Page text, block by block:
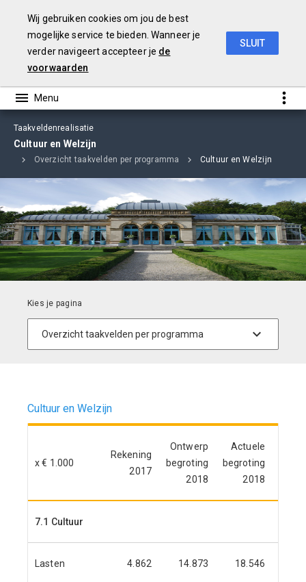
Taakveldenrealisatie
Cultuur en Welzijn
Overzicht taakvelden per programma Cultuur en Welzijn
Cultuur en Welzijn
x € 1.000
Rekening
2017
Ontwerp
begroting
2018
Actuele
begroting
2018
7.1 Cultuur
Lasten 4.862 14.873 18.546
Wij gebruiken cookies om jou de best
mogelijke service te bieden. Wanneer je
verder navigeert accepteer je de
voorwaarden
SLUIT